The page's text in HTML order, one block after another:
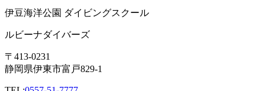
伊豆海洋公園 ダイビングスクール
ルビーナダイバーズ
〒413-0231
静岡県伊東市富戸829-1